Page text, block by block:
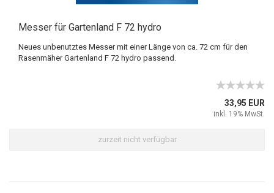
Messer für Gartenland F 72 hydro
Neues unbenutztes Messer mit einer Länge von ca. 72 cm für den
Rasenmäher Gartenland F 72 hydro passend.
33,95 EUR
inkl. 19% MwSt.
zurzeit nicht verfügbar